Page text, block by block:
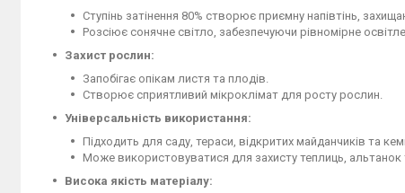
Ступінь затінення 80% створює приємну напівтінь,
Розсіює сонячне світло, забезпечуючи рівномірне
Захист рослин:
Запобігає опікам листя та плодів.
Створює сприятливий мікроклімат для росту рослин.
Універсальність використання:
Підходить для саду, тераси, відкритих майданчиків та
Може використовуватися для захисту теплиць, альтанок
Висока якість матеріалу: